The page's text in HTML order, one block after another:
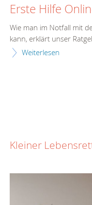
Erste Hilfe
Wie man im Notfall mit
kann, erklärt unser
Weiterlesen
Kleiner